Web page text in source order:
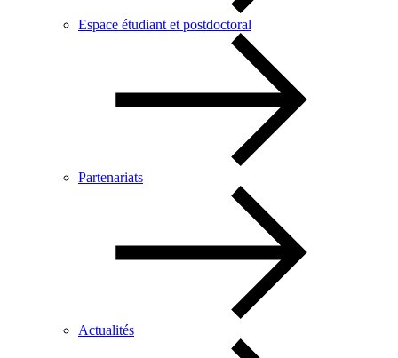
Espace étudiant et postdoctoral
Partenariats
Actualités